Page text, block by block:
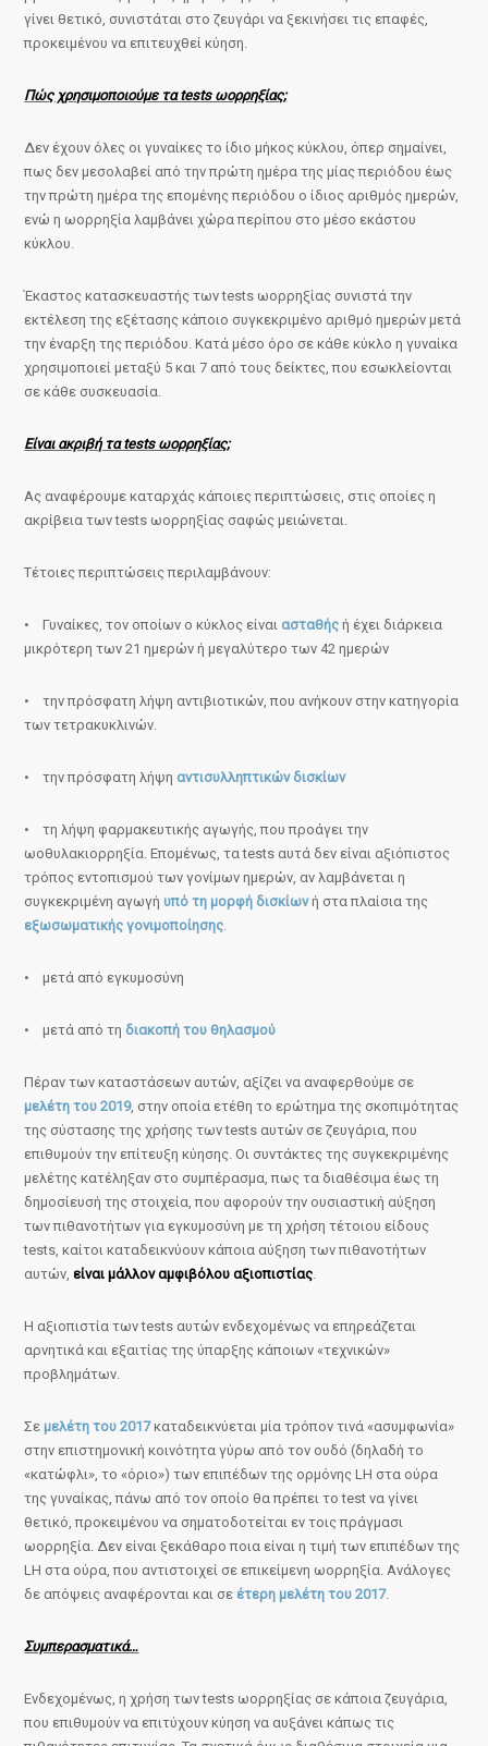
γίνει θετικό, συνιστάται στο ζευγάρι να ξεκινήσει τις επαφές,
προκειμένου να επιτευχθεί κύηση.
Πώς χρησιμοποιούμε τα tests ωορρηξίας;
Δεν έχουν όλες οι γυναίκες το ίδιο μήκος κύκλου, όπερ σημαίνει,
πως δεν μεσολαβεί από την πρώτη ημέρα της μίας περιόδου έως
την πρώτη ημέρα της επομένης περιόδου ο ίδιος αριθμός ημερών,
ενώ η ωορρηξία λαμβάνει χώρα περίπου στο μέσο εκάστου
κύκλου.
Έκαστος κατασκευαστής των tests ωορρηξίας συνιστά την
εκτέλεση της εξέτασης κάποιο συγκεκριμένο αριθμό ημερών μετά
την έναρξη της περιόδου. Κατά μέσο όρο σε κάθε κύκλο η γυναίκα
χρησιμοποιεί μεταξύ 5 και 7 από τους δείκτες, που εσωκλείονται
σε κάθε συσκευασία.
Είναι ακριβή τα tests ωορρηξίας;
Ας αναφέρουμε καταρχάς κάποιες περιπτώσεις, στις οποίες η
ακρίβεια των tests ωορρηξίας σαφώς μειώνεται.
Τέτοιες περιπτώσεις περιλαμβάνουν:
• Γυναίκες, τον οποίων ο κύκλος είναι ασταθής ή έχει διάρκεια
μικρότερη των 21 ημερών ή μεγαλύτερο των 42 ημερών
• την πρόσφατη λήψη αντιβιοτικών, που ανήκουν στην κατηγορία
των τετρακυκλινών.
• την πρόσφατη λήψη αντισυλληπτικών δισκίων
• τη λήψη φαρμακευτικής αγωγής, που προάγει την
ωοθυλακιορρηξία. Επομένως, τα tests αυτά δεν είναι αξιόπιστος
τρόπος εντοπισμού των γονίμων ημερών, αν λαμβάνεται η
συγκεκριμένη αγωγήυπό τη μορφή δισκίωνή στα πλαίσια της
εξωσωματικής γονιμοποίησης
• μετά από εγκυμοσύνη
• μετά από τη διακοπή του θηλασμού
Πέραν των καταστάσεων αυτών, αξίζει να αναφερθούμε σε
μελέτη του 2019, στην οποία ετέθη το ερώτημα της σκοπιμότητας
της σύστασης της χρήσης των tests αυτών σε ζευγάρια, που
επιθυμούν την επίτευξη κύησης. Οι συντάκτες της συγκεκριμένης
μελέτης κατέληξαν στο συμπέρασμα, πως τα διαθέσιμα έως τη
δημοσίευσή της στοιχεία, που αφορούν την ουσιαστική αύξηση
των πιθανοτήτων για εγκυμοσύνη με τη χρήση τέτοιου είδους
tests, καίτοι καταδεικνύουν κάποια αύξηση των πιθανοτήτων
αυτών,είναι μάλλον αμφιβόλου αξιοπιστίας
Η αξιοπιστία των tests αυτών ενδεχομένως να επηρεάζεται
αρνητικά και εξαιτίας της ύπαρξης κάποιων «τεχνικών»
προβλημάτων.
Σεμελέτη του 2017καταδεικνύεται μία τρόπον τινά «ασυμφωνία»
στην επιστημονική κοινότητα γύρω από τον ουδό (δηλαδή το
«κατώφλι», το «όριο») των επιπέδων της ορμόνης LH στα ούρα
της γυναίκας, πάνω από τον οποίο θα πρέπει το test να γίνει
θετικό, προκειμένου να σηματοδοτείται εν τοις πράγμασι
ωορρηξία. Δεν είναι ξεκάθαρο ποια είναι η τιμή των επιπέδων της
LH στα ούρα, που αντιστοιχεί σε επικείμενη ωορρηξία. Ανάλογες
δε απόψεις αναφέρονται και σε έτερη μελέτη του 2017.
Συμπερασματικά…
Ενδεχομένως, η χρήση των tests ωορρηξίας σε κάποια ζευγάρια,
που επιθυμούν να επιτύχουν κύηση να αυξάνει κάπως τις